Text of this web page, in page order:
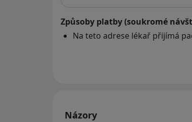
Způsoby platby (soukromé
Na teto adrese lékař přijímá
Názory